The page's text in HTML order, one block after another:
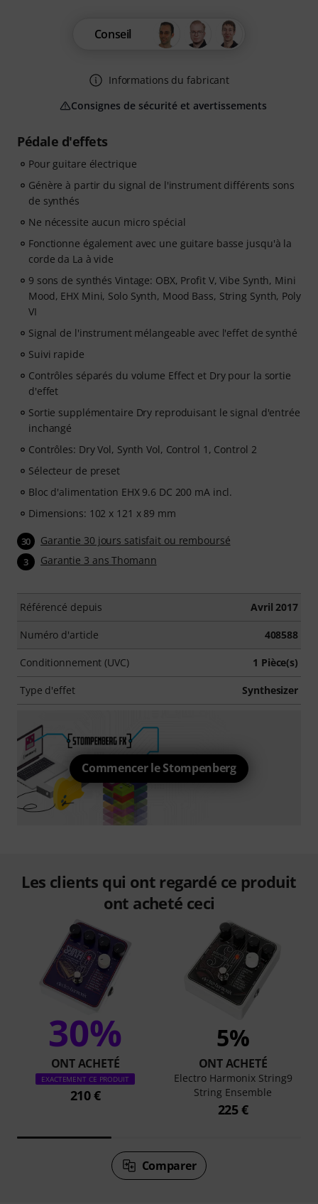
Pédale d'effets
Pour guitare électrique
Génère à partir du signal de l'instrument différents sons
de synthés
Ne nécessite aucun micro spécial
Fonctionne également avec une guitare basse jusqu'à la
corde da La à vide
9 sons de synthés Vintage: OBX, Profit V, Vibe Synth, Mini
Mood, EHX Mini, Solo Synth, Mood Bass, String Synth, Poly
VI
Signal de l'instrument mélangeable avec l'effet de synthé
Suivi rapide
Contrôles séparés du volume Effect et Dry pour la sortie
d'effet
Sortie supplémentaire Dry reproduisant le signal d'entrée
inchangé
Contrôles: Dry Vol, Synth Vol, Control 1, Control 2
Sélecteur de preset
Bloc d'alimentation EHX 9.6 DC 200 mA incl.
Dimensions: 102 x 121 x 89 mm
30 Garantie 30 jours satisfait ou remboursé
3 Garantie 3 ans Thomann
Référencé depuis Avril 2017
Numéro d'article 408588
Conditionnement (UVC) 1 Pièce(s)
Type d'effet Synthesizer
Commencer le Stompenberg
Conseil
Informations du fabricant
Consignes de sécurité et avertissements
Les clients qui ont regardé ce produit
ont acheté ceci
30%
ONT ACHETÉ
EXACTEMENT CE PRODUIT
210 €
5%
ONT ACHETÉ
Electro Harmonix String9
String Ensemble
225 €
Comparer